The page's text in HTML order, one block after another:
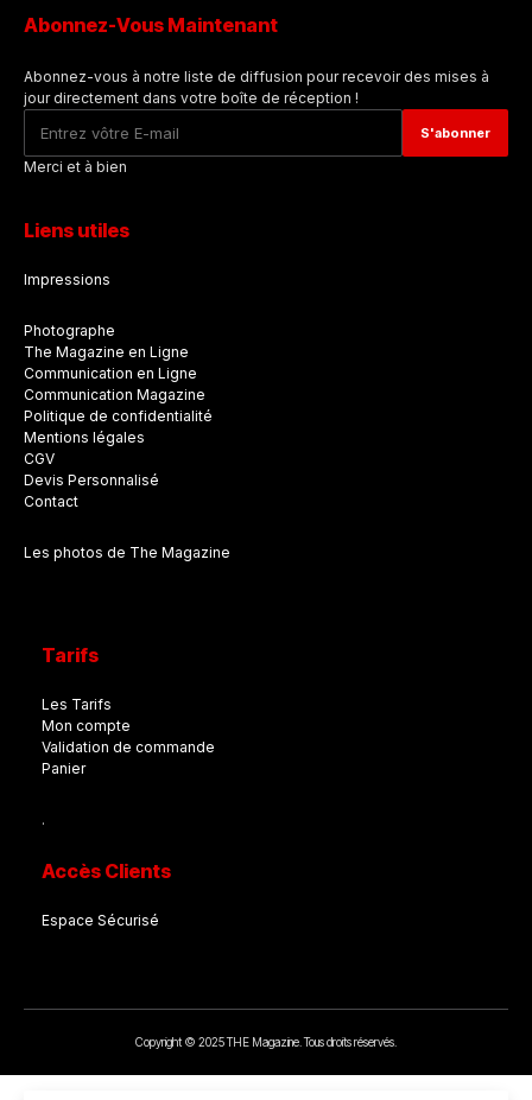
Abonnez-Vous Maintenant
Abonnez-vous à notre liste de diffusion pour recevoir des mises à
jour directement dans votre boîte de réception !
Merci et à bien
Liens utiles
Impressions
Photographe
The Magazine en Ligne
Communication en Ligne
Communication Magazine
Politique de confidentialité
Mentions légales
CGV
Devis Personnalisé
Contact
Les photos de The Magazine
Tarifs
Les Tarifs
Mon compte
Validation de commande
Panier
.
Accès Clients
Espace Sécurisé
Copyright © 2025 THE Magazine. Tous droits réservés.